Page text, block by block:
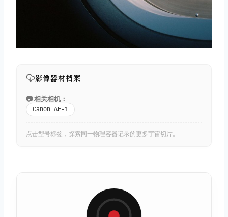
影像器材档案
📷 相关相机：
Canon AE-1
点击型号标签，探索同一物理容器记录的更多宇宙切片。